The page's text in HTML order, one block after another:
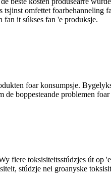
omfettet
fan it súkses fan 'e produksje.
foar konsumpsje.
boppesteande problemen
fiere toksisiteitsstúdzjes út
stúdzje nei groanyske